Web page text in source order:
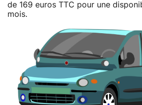
de 169 euros TTC pour une
mois.